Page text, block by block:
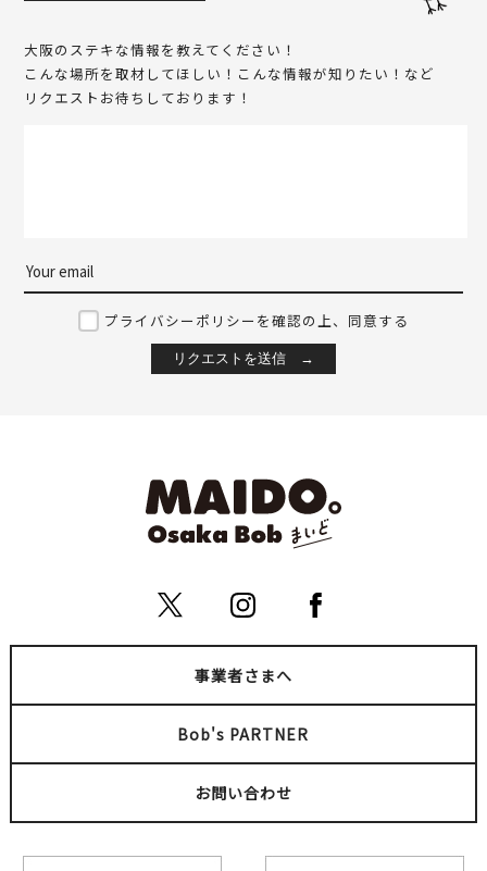
大阪のステキな情報を教えてください！
こんな場所を取材してほしい！こんな情報が知りたい！など
リクエストお待ちしております！
プライバシーポリシーを確認の上、同意する
事業者さまへ
Bob's PARTNER
お問い合わせ